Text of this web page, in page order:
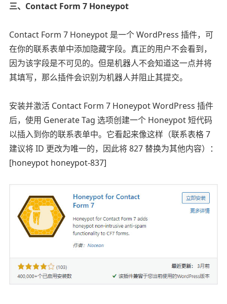
三、Contact Form 7 Honeypot
Contact Form 7 Honeypot 是一个 WordPress 插件，可
在你的联系表单中添加隐藏字段。真正的用户不会看到，
因为该字段是不可见的。但是机器人不会知道这一点并将
其填写，那么插件会识别为机器人并阻止其提交。
安装并激活 Contact Form 7 Honeypot WordPress 插件
后，使用 Generate Tag 选项创建一个 Honeypot 短代码
以插入到你的联系表单中。它看起来像这样（联系表格 7
建议将 ID 更改为唯一的，因此将 827 替换为其他内容）：
[honeypot honeypot-837]